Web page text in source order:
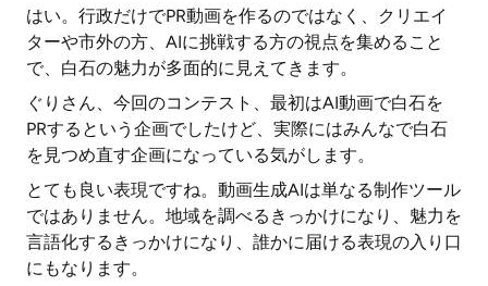
はい。行政だけでPR動画を作るのではなく、クリエイ
ターや市外の方、AIに挑戦する方の視点を集めること
で、白石の魅力が多面的に見えてきます。
ぐりさん、今回のコンテスト、最初はAI動画で白石を
PRするという企画でしたけど、実際にはみんなで白石
を見つめ直す企画になっている気がします。
とても良い表現ですね。動画生成AIは単なる制作ツール
ではありません。地域を調べるきっかけになり、魅力を
言語化するきっかけになり、誰かに届ける表現の入り口
にもなります。